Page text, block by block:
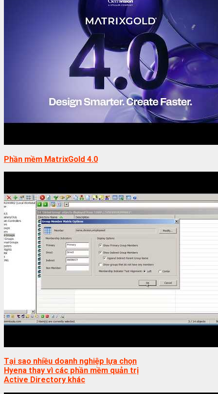
Phần mềm MatrixGold 4.0
Tại sao nhiều doanh nghiệp lựa chọn
Hyena thay vì các phần mềm quản trị
Active Directory khác